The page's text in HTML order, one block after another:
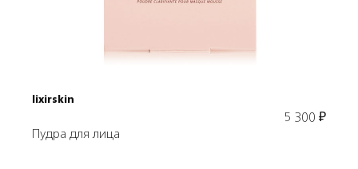
lixirskin
5 300 ₽
Пудра для лица